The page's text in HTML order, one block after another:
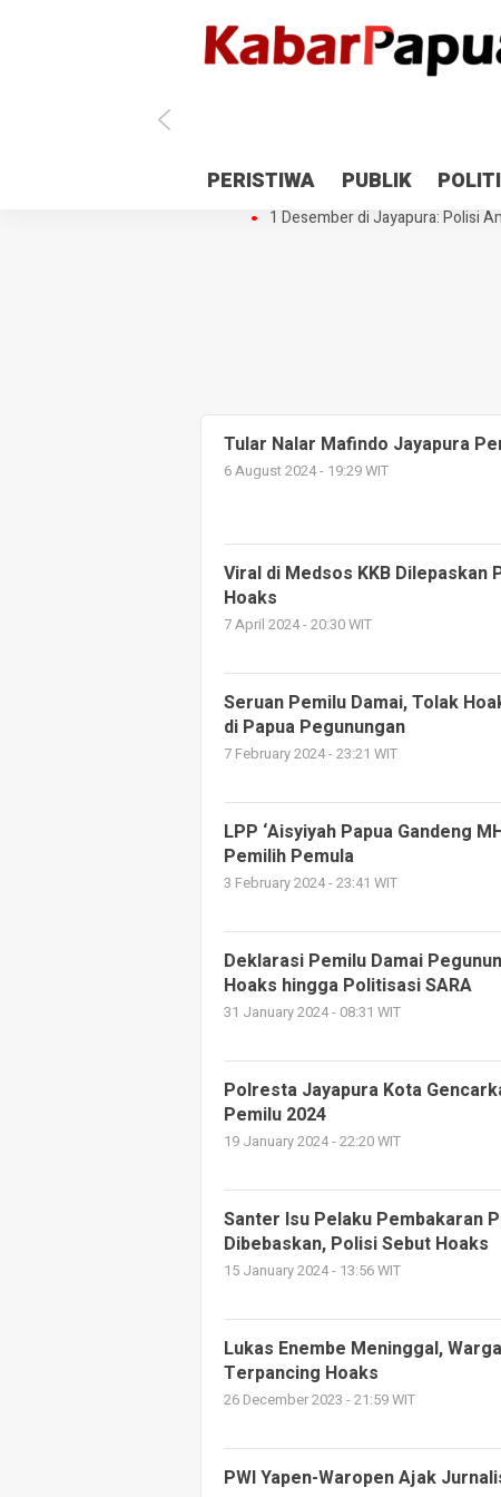
PERISTIWA PUBLIK
Antisipasi 1 Desember, TNI Polri
Gedung Perpustakaan SMPN 5
1 Desember di Jayapura: Polisi
Tular Nalar Mafindo Jayapura
6 August 2024 - 19:29 WIT
Viral di Medsos KKB Dilepaskan
Hoaks
7 April 2024 - 20:30 WIT
Seruan Pemilu Damai, Tolak
di Papua Pegunungan
7 February 2024 - 23:21 WIT
LPP ‘Aisyiyah Papua Gandeng
Pemilih Pemula
3 February 2024 - 23:41 WIT
Deklarasi Pemilu Damai
Hoaks hingga Politisasi SARA
31 January 2024 - 08:31 WIT
Polresta Jayapura Kota
Pemilu 2024
19 January 2024 - 22:20 WIT
Santer Isu Pelaku Pembakaran
Dibebaskan, Polisi Sebut Hoaks
15 January 2024 - 13:56 WIT
Lukas Enembe Meninggal,
Terpancing Hoaks
26 December 2023 - 21:59 WIT
PWI Yapen-Waropen Ajak